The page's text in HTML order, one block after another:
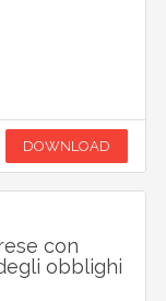
DOWNLOAD
con
obblighi